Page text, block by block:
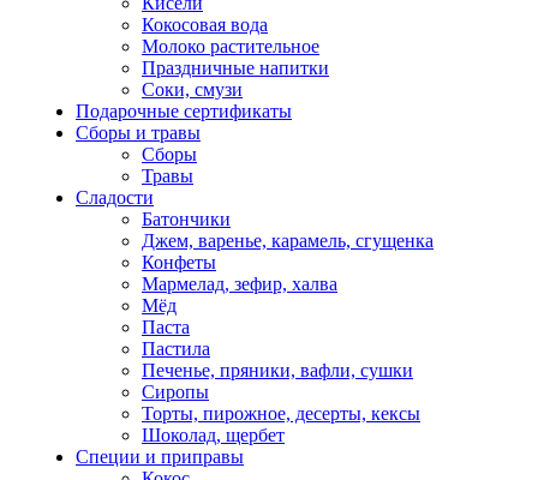
Кокосовая вода
Молоко растительное
Праздничные напитки
Соки, смузи
Подарочные сертификаты
Сборы и травы
Сборы
Травы
Сладости
Батончики
Джем, варенье, карамель, сгущенка
Конфеты
Мармелад, зефир, халва
Мёд
Паста
Пастила
Печенье, пряники, вафли, сушки
Сиропы
Торты, пирожное, десерты, кексы
Шоколад, щербет
Специи и приправы